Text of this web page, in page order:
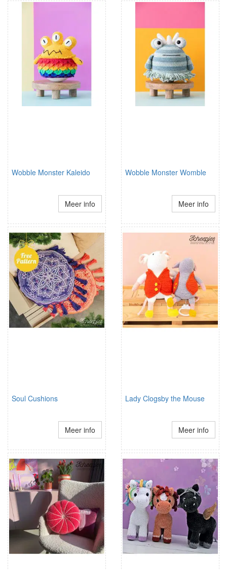
Wobble Monster Kaleido
Meer info
Wobble Monster Womble
Meer info
Soul Cushions
Meer info
Lady Clogsby the Mouse
Meer info